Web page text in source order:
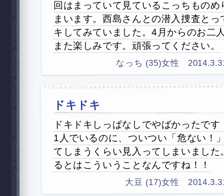
回はまっていて見ているこっちものめ
まいます。西島さんとの潜入捜査とっ
キしてみていました。4月からのお二
また楽しみです。頑張ってください。
なっち (35)女性
ドキドキ
ドキドキしっぱなしでやばかったです
1人でいるのに、ついつい「危ない！
てしまうくらい見入ってしまいました
るとはこういうことなんですね！！
大豆 (17)女性